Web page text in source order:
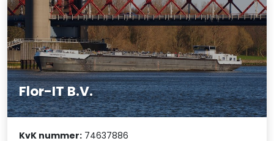
Flor-IT B.V.
KvK nummer: 74637886